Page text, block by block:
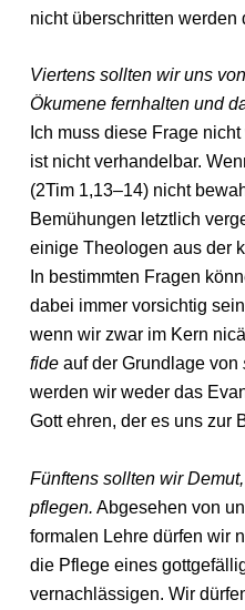
nicht überschritten werden
Viertens sollten wir uns
Ökumene fernhalten und
Ich muss diese Frage
ist nicht verhandelbar.
(2Tim 1,13–14) nicht
Bemühungen letztlich
einige Theologen aus der
In bestimmten Fragen
dabei immer vorsichtig
wenn wir zwar im Kern
fideauf der Grundlage von
werden wir weder das
Gott ehren, der es uns zur
Fünftens sollten wir
pflegen. Abgesehen von
formalen Lehre dürfen wir
die Pflege eines
vernachlässigen. Wir